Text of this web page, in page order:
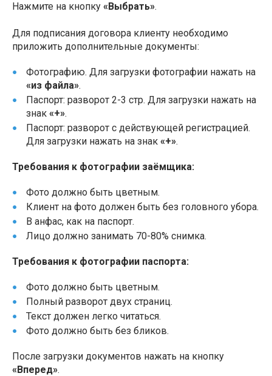
Нажмите на кнопку «Выбрать».
Для подписания договора клиенту необходимо
приложить дополнительные документы:
Фотографию. Для загрузки фотографии нажать на
«из файла».
Паспорт: разворот 2-3 стр. Для загрузки нажать на
знак «+».
Паспорт: разворот с действующей регистрацией.
Для загрузки нажать на знак «+».
Требования к фотографии заёмщика:
Фото должно быть цветным.
Клиент на фото должен быть без головного убора.
В анфас, как на паспорт.
Лицо должно занимать 70-80% снимка.
Требования к фотографии паспорта:
Фото должно быть цветным.
Полный разворот двух страниц.
Текст должен легко читаться.
Фото должно быть без бликов.
После загрузки документов нажать на кнопку
«Вперед».